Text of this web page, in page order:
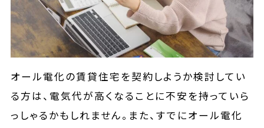
オール電化の賃貸住宅を契約しようか検討してい
る方は、電気代が高くなることに不安を持っていら
っしゃるかもしれません。また、すでにオール電化